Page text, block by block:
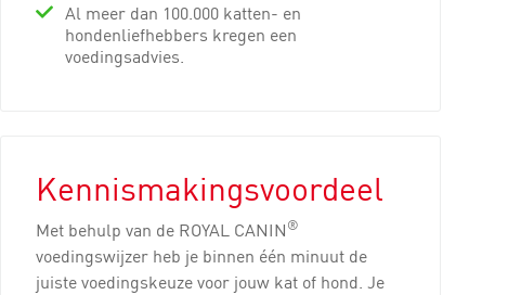
Al meer dan 100.000 katten- en
hondenliefhebbers kregen een
voedingsadvies.
Kennismakingsvoordeel
Met behulp van de ROYAL CANIN®
voedingswijzer heb je binnen één minuut de
juiste voedingskeuze voor jouw kat of hond. Je